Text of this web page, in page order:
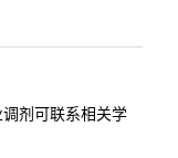
剂可联系相关学